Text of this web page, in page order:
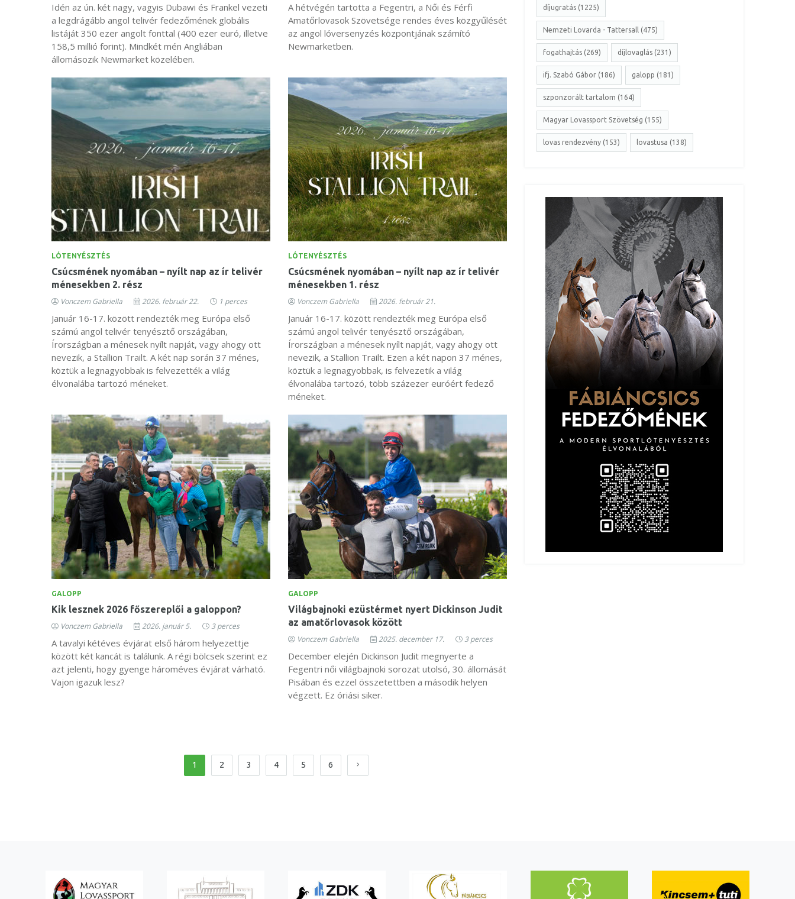
Idén az ún. két nagy, vagyis Dubawi és Frankel vezeti
a legdrágább angol telivér fedezőmének globális
listáját 350 ezer angolt fonttal (400 ezer euró, illetve
158,5 millió forint). Mindkét mén Angliában
állomásozik Newmarket közelében.
A hétvégén tartotta a Fegentri, a Női és Férfi
Amatőrlovasok Szövetsége rendes éves közgyűlését
az angol lóversenyzés központjának számító
Newmarketben.
LÓTENYÉSZTÉS
Csúcsmének nyomában – nyílt nap az ír telivér
ménesekben 2. rész
Vonczem Gabriella 2026. február 22. 1 perces
Január 16-17. között rendezték meg Európa első
számú angol telivér tenyésztő országában,
Írországban a ménesek nyílt napját, vagy ahogy ott
nevezik, a Stallion Trailt. A két nap során 37 ménes,
köztük a legnagyobbak is felvezették a világ
élvonalába tartozó méneket.
LÓTENYÉSZTÉS
Csúcsmének nyomában – nyílt nap az ír telivér
ménesekben 1. rész
Vonczem Gabriella 2026. február 21.
Január 16-17. között rendezték meg Európa első
számú angol telivér tenyésztő országában,
Írországban a ménesek nyílt napját, vagy ahogy ott
nevezik, a Stallion Trailt. Ezen a két napon 37 ménes,
köztük a legnagyobbak, is felvezetik a világ
élvonalába tartozó, több százezer euróért fedező
méneket.
GALOPP
Kik lesznek 2026 főszereplői a galoppon?
Vonczem Gabriella 2026. január 5. 3 perces
A tavalyi kétéves évjárat első három helyezettje
között két kancát is találunk. A régi bölcsek szerint ez
azt jelenti, hogy gyenge hároméves évjárat várható.
Vajon igazuk lesz?
GALOPP
Világbajnoki ezüstérmet nyert Dickinson Judit
az amatőrlovasok között
Vonczem Gabriella 2025. december 17. 3 perces
December elején Dickinson Judit megnyerte a
Fegentri női világbajnoki sorozat utolsó, 30. állomását
Pisában és ezzel összetettben a második helyen
végzett. Ez óriási siker.
1 2 3 4 5 6
díjugratás (1225)
Nemzeti Lovarda - Tattersall (475)
fogathajtás (269) díjlovaglás (231)
ifj. Szabó Gábor (186) galopp (181)
szponzorált tartalom (164)
Magyar Lovassport Szövetség (155)
lovas rendezvény (153) lovastusa (138)